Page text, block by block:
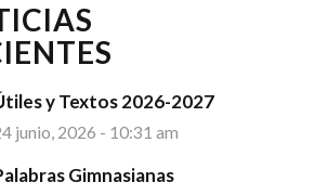
y Textos 2026-2027
junio, 2026 - 10:31 am
Gimnasianas